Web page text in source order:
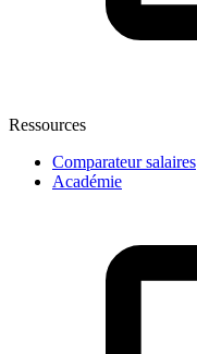
Ressources
Comparateur salaires
Académie